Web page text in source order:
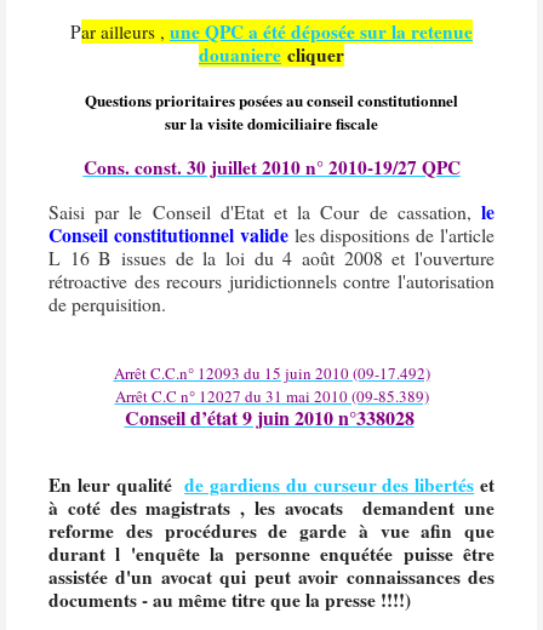
Par ailleurs , une QPC a été déposée sur la retenue
douaniere cliquer
Questions prioritaires posées au conseil constitutionnel
sur la visite domiciliaire fiscale
Cons. const. 30 juillet 2010 n° 2010-19/27 QPC
Saisi par le Conseil d'Etat et la Cour de cassation, le
Conseil constitutionnel valideles dispositions de l'article
L 16 B issues de la loi du 4 août 2008 et l'ouverture
rétroactive des recours juridictionnels contre l'autorisation
de perquisition.
Arrêt C.C.n° 12093 du 15 juin 2010 (09-17.492)
Arrêt C.C n° 12027 du 31 mai 2010 (09-85.389)
Conseil d’état 9 juin 2010 n°338028
En leur qualitéde gardiens du curseur des libertés et
à coté des magistrats , les avocats demandent une
reforme des procédures de garde à vue afin que
durant l 'enquête la personne enquétée puisse être
assistée d'un avocat qui peut avoir connaissances des
documents - au même titre que la presse !!!!)